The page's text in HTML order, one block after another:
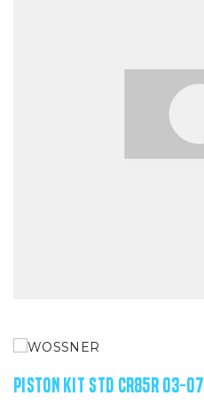
PISTON KIT STD CR85R 03-07